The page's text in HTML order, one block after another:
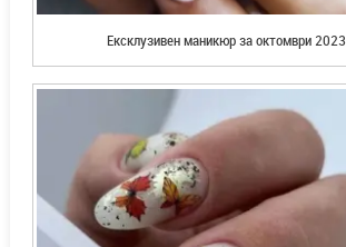
Ексклузивен маникюр за октомври 2023